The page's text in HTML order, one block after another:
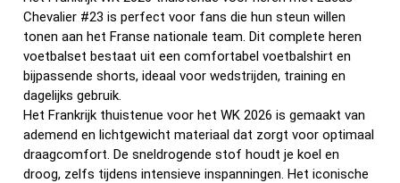
Chevalier #23 is perfect voor fans die hun steun willen
tonen aan het Franse nationale team. Dit complete heren
voetbalset bestaat uit een comfortabel voetbalshirt en
bijpassende shorts, ideaal voor wedstrijden, training en
dagelijks gebruik.
Het Frankrijk thuistenue voor het WK 2026 is gemaakt van
ademend en lichtgewicht materiaal dat zorgt voor optimaal
draagcomfort. De sneldrogende stof houdt je koel en
droog, zelfs tijdens intensieve inspanningen. Het iconische